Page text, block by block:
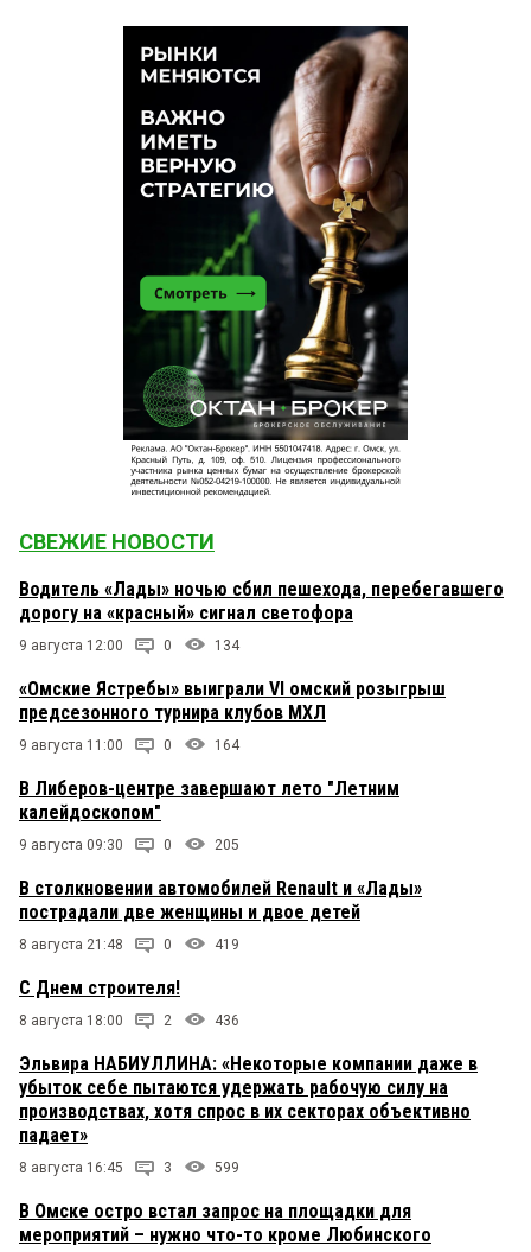
СВЕЖИЕ НОВОСТИ
Водитель «Лады» ночью сбил пешехода, перебегавшего
дорогу на «красный» сигнал светофора
9 августа 12:00 0 134
«Омские Ястребы» выиграли VI омский розыгрыш
предсезонного турнира клубов МХЛ
9 августа 11:00 0 164
В Либеров-центре завершают лето "Летним
калейдоскопом"
9 августа 09:30 0 205
В столкновении автомобилей Renault и «Лады»
пострадали две женщины и двое детей
8 августа 21:48 0 419
С Днем строителя!
8 августа 18:00 2 436
Эльвира НАБИУЛЛИНА: «Некоторые компании даже в
убыток себе пытаются удержать рабочую силу на
производствах, хотя спрос в их секторах объективно
падает»
8 августа 16:45 3 599
В Омске остро встал запрос на площадки для
мероприятий – нужно что-то кроме Любинского